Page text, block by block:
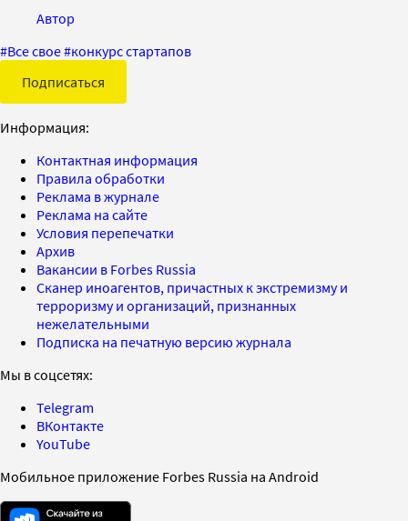
Автор
#Все свое#конкурс стартапов
Подписаться
Информация:
Контактная информация
Правила обработки
Реклама в журнале
Реклама на сайте
Условия перепечатки
Архив
Вакансии в Forbes Russia
Сканер иноагентов, причастных к экстремизму и
терроризму и организаций, признанных
нежелательными
Подписка на печатную версию журнала
Мы в соцсетях:
Telegram
ВКонтакте
YouTube
Мобильное приложение Forbes Russia на Android